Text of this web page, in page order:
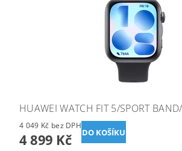
HUAWEI WATCH FIT 5/SPORT
4 049 Kč bez DPH
4 899 Kč